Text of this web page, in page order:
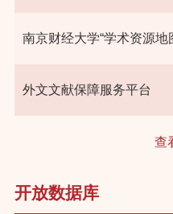
南京财经大学“学术资源地
外文文献保障服务平台
查
开放数据库